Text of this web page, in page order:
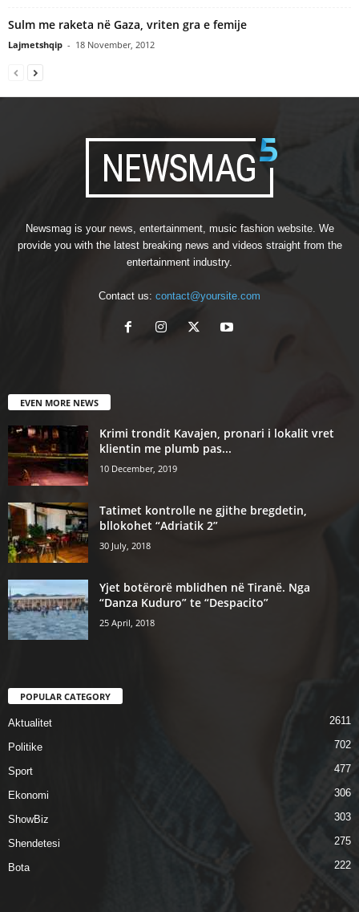
Sulm me raketa në Gaza, vriten gra e femije
Lajmetshqip - 18 November, 2012
Newsmag is your news, entertainment, music fashion website. We
provide you with the latest breaking news and videos straight from the
entertainment industry.
Contact us: contact@yoursite.com
EVEN MORE NEWS
Krimi trondit Kavajen, pronari i lokalit vret
klientin me plumb pas...
10 December, 2019
Tatimet kontrolle ne gjithe bregdetin,
bllokohet “Adriatik 2”
30 July, 2018
Yjet botërorë mblidhen në Tiranë. Nga
“Danza Kuduro” te “Despacito”
25 April, 2018
POPULAR CATEGORY
Aktualitet 2611
Politike 702
Sport 477
Ekonomi 306
ShowBiz 303
Shendetesi 275
Bota 222